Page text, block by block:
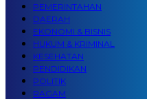
PEMERINTAHAN
DAERAH
EKONOMI & BISNIS
HUKUM & KRIMINAL
KESEHATAN
PENDIDIKAN
POLITIK
RAGAM